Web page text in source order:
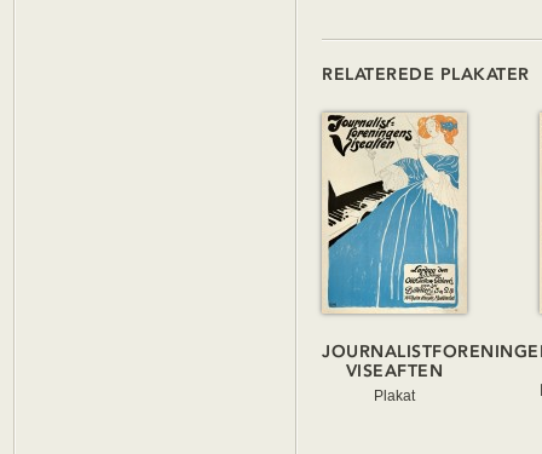
RELATEREDE PLAKATER
VISEAFTEN
Plakat